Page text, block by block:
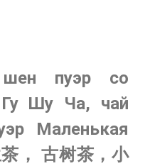
шен пуэр со
Гу Шу Ча, чай
Маленькая
， 古树茶，小